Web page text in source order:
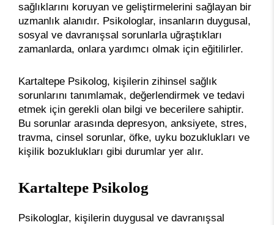
sağlıklarını koruyan ve geliştirmelerini sağlayan bir
uzmanlık alanıdır. Psikologlar, insanların duygusal,
sosyal ve davranışsal sorunlarla uğraştıkları
zamanlarda, onlara yardımcı olmak için eğitilirler.
Kartaltepe Psikolog, kişilerin zihinsel sağlık
sorunlarını tanımlamak, değerlendirmek ve tedavi
etmek için gerekli olan bilgi ve becerilere sahiptir.
Bu sorunlar arasında depresyon, anksiyete, stres,
travma, cinsel sorunlar, öfke, uyku bozuklukları ve
kişilik bozuklukları gibi durumlar yer alır.
Kartaltepe Psikolog
Psikologlar, kişilerin duygusal ve davranışsal